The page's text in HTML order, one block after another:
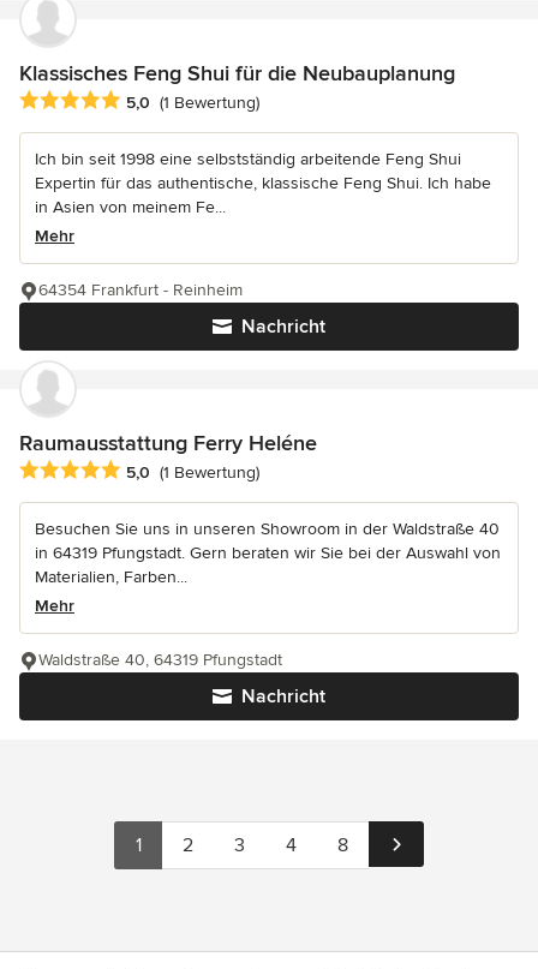
Klassisches Feng Shui für die Neubauplanung
Durchschnittliche Bewertung: 5 von 5 Sternen
5,0 (1 Bewertung)
Ich bin seit 1998 eine selbstständig arbeitende Feng Shui
Expertin für das authentische, klassische Feng Shui. Ich habe
in Asien von meinem Fe...
Mehr
Nachricht
64354 Frankfurt - Reinheim
Raumausstattung Ferry Heléne
Durchschnittliche Bewertung: 5 von 5 Sternen
5,0 (1 Bewertung)
Besuchen Sie uns in unseren Showroom in der Waldstraße 40
in 64319 Pfungstadt. Gern beraten wir Sie bei der Auswahl von
Materialien, Farben...
Mehr
Nachricht
Waldstraße 40, 64319 Pfungstadt
1 2 3 4 8